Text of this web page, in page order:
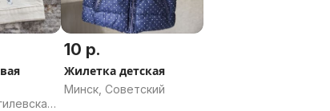
10 р.
Жилетка детская
Минск, Советский